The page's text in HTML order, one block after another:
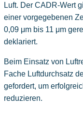
Luft. Der CADR-Wert
einer vorgegebenen
0,09 μm bis 11 μm
deklariert.
Beim Einsatz von
Fache Luftdurchsatz
gefordert, um
reduzieren.